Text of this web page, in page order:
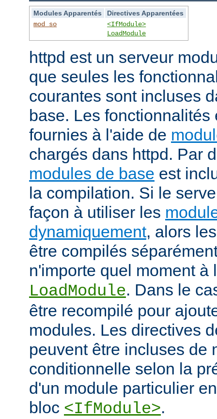
Modules Apparentés
Directives Apparentées
mod_so
<IfModule>
LoadModule
httpd est un serveur
que seules les
courantes sont incluses
base. Les fonctionnalités
fournies à l'aide de
chargés dans httpd. Par
modules de base est
la compilation. Si le
façon à utiliser les
dynamiquement, alors
être compilés
n'importe quel moment à
LoadModule. Dans le
être recompilé pour
modules. Les directives
peuvent être incluses de
conditionnelle selon la
d'un module particulier
bloc <IfModule>.